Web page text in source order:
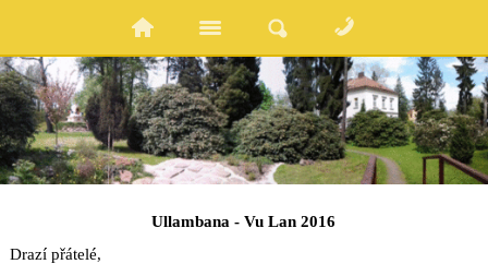
Ullambana - Vu Lan 2016
Drazí přátelé,